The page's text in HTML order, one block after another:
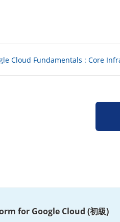
Cloud Fundamentals : Core
for Google Cloud (初級)